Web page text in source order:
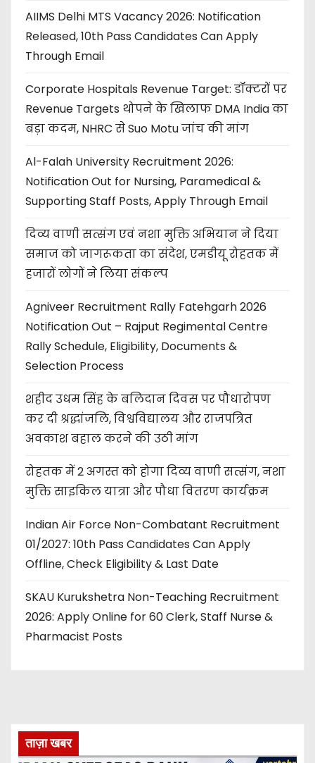
AIIMS Delhi MTS Vacancy 2026: Notification
Released, 10th Pass Candidates Can Apply
Through Email
Corporate Hospitals Revenue Target: डॉक्टरों पर
Revenue Targets थोपने के खिलाफ DMA India का
बड़ा कदम, NHRC से Suo Motu जांच की मांग
Al-Falah University Recruitment 2026:
Notification Out for Nursing, Paramedical &
Supporting Staff Posts, Apply Through Email
दिव्य वाणी सत्संग एवं नशा मुक्ति अभियान ने दिया
समाज को जागरूकता का संदेश, एमडीयू रोहतक में
हजारों लोगों ने लिया संकल्प
Agniveer Recruitment Rally Fatehgarh 2026
Notification Out – Rajput Regimental Centre
Rally Schedule, Eligibility, Documents &
Selection Process
शहीद उधम सिंह के बलिदान दिवस पर पौधारोपण
कर दी श्रद्धांजलि, विश्वविद्यालय और राजपत्रित
अवकाश बहाल करने की उठी मांग
रोहतक में 2 अगस्त को होगा दिव्य वाणी सत्संग, नशा
मुक्ति साइकिल यात्रा और पौधा वितरण कार्यक्रम
Indian Air Force Non-Combatant Recruitment
01/2027: 10th Pass Candidates Can Apply
Offline, Check Eligibility & Last Date
SKAU Kurukshetra Non-Teaching Recruitment
2026: Apply Online for 60 Clerk, Staff Nurse &
Pharmacist Posts
ताज़ा खबर